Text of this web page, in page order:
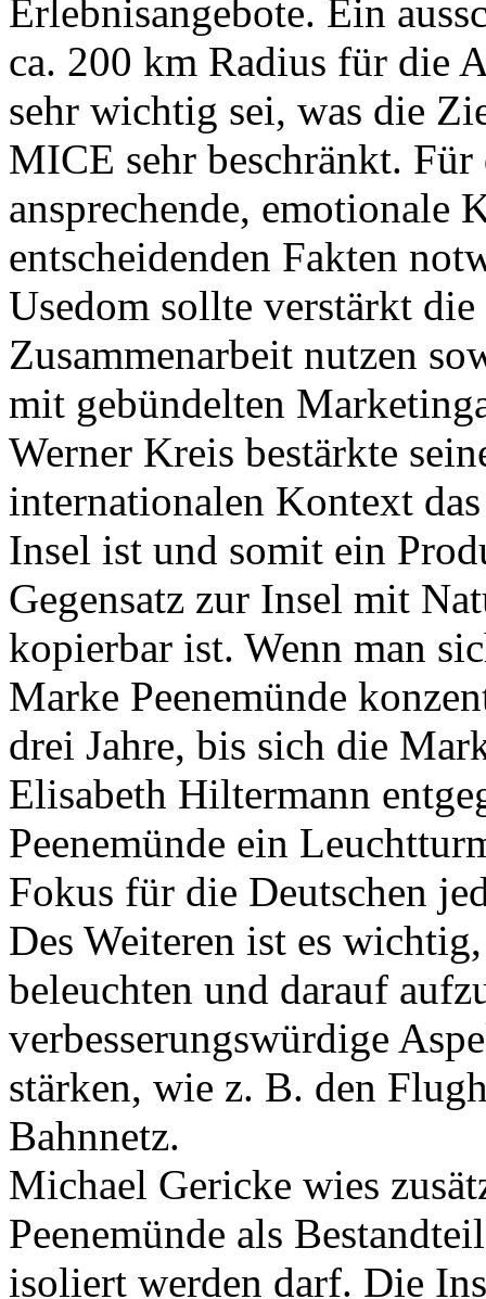
Erlebnisangebote. Ein
ca. 200 km Radius für die
sehr wichtig sei, was die
MICE sehr beschränkt.
ansprechende,
entscheidenden Fakten
Usedom sollte verstärkt
Zusammenarbeit nutzen
mit gebündelten
Werner Kreis bestärkte
internationalen Kontext
Insel ist und somit ein
Gegensatz zur Insel mit
kopierbar ist. Wenn man
Marke Peenemünde
drei Jahre, bis sich die
Elisabeth Hiltermann
Peenemünde ein
Fokus für die Deutschen
Des Weiteren ist es
beleuchten und darauf
verbesserungswürdige
stärken, wie z. B. den
Bahnnetz.
Michael Gericke wies
Peenemünde als
isoliert werden darf. Die